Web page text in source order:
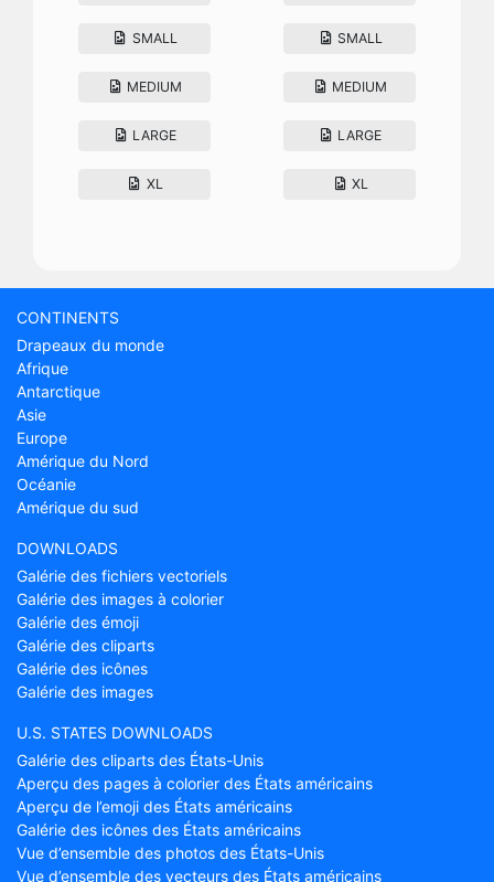
SMALL
MEDIUM
LARGE
XL
SMALL
MEDIUM
LARGE
XL
CONTINENTS
Drapeaux du monde
Afrique
Antarctique
Asie
Europe
Amérique du Nord
Océanie
Amérique du sud
DOWNLOADS
Galérie des fichiers vectoriels
Galérie des images à colorier
Galérie des émoji
Galérie des cliparts
Galérie des icônes
Galérie des images
U.S. STATES DOWNLOADS
Galérie des cliparts des États-Unis
Aperçu des pages à colorier des États américains
Aperçu de l’emoji des États américains
Galérie des icônes des États américains
Vue d’ensemble des photos des États-Unis
Vue d’ensemble des vecteurs des États américains